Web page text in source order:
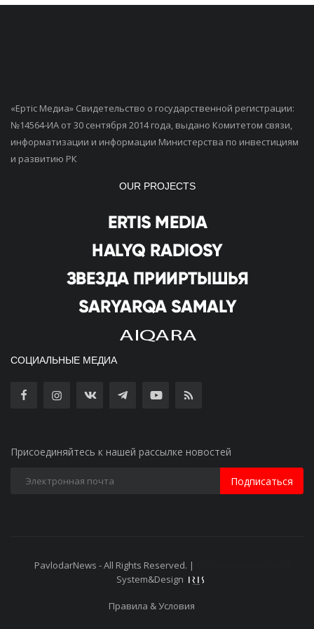
«Ертiс Медиа» Свидетельство о государственной регистрации:
№14564-ИА от 30 сентября 2014 года, выдано Комитетом связи,
информатизации и информации Министерства по инвестициям
и развитию РК
OUR PROJECTS
СОЦИАЛЬНЫЕ МЕДИА
Присоединяйтесь к нашей рассылке новостей
Подписаться
PavlodarNews - All Rights Reserved. |
System&Design
Правила & Условия